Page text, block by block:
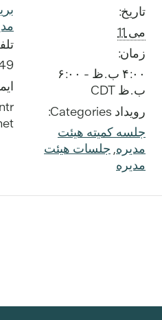
تاریخ:
می 11
زمان:
۴:۰۰ ب.ظ - ۶:۰۰
ب.ظ CDT
رویداد Categories:
جلسه کمیته هیئت
مدیره جلسات هیئت
مدیره